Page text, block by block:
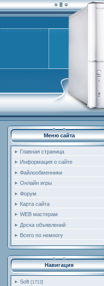
Меню сайта
Главная страница
Информация о сайте
Файлообменники
Онлайн игры
Форум
Карта сайта
WEB мастерам
Доска объявлений
Всего по немногу
Навигация
Soft [1713]